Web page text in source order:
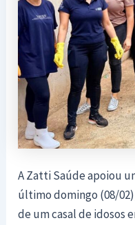
A Zatti Saúde apoiou
último domingo (08/
de um casal de idosos